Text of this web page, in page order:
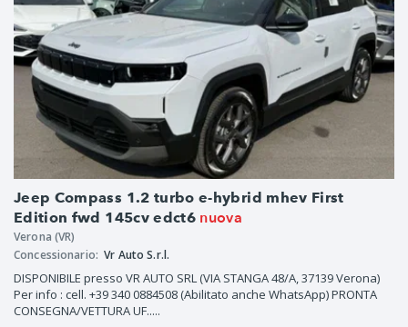
Jeep Compass 1.2 turbo e-hybrid mhev First
Edition fwd 145cv edct6 nuova
Verona (VR)
Concessionario: Vr Auto S.r.l.
DISPONIBILE presso VR AUTO SRL (VIA STANGA 48/A, 37139 Verona)
Per info : cell. +39 340 0884508 (Abilitato anche WhatsApp) PRONTA
CONSEGNA/VETTURA UF.....